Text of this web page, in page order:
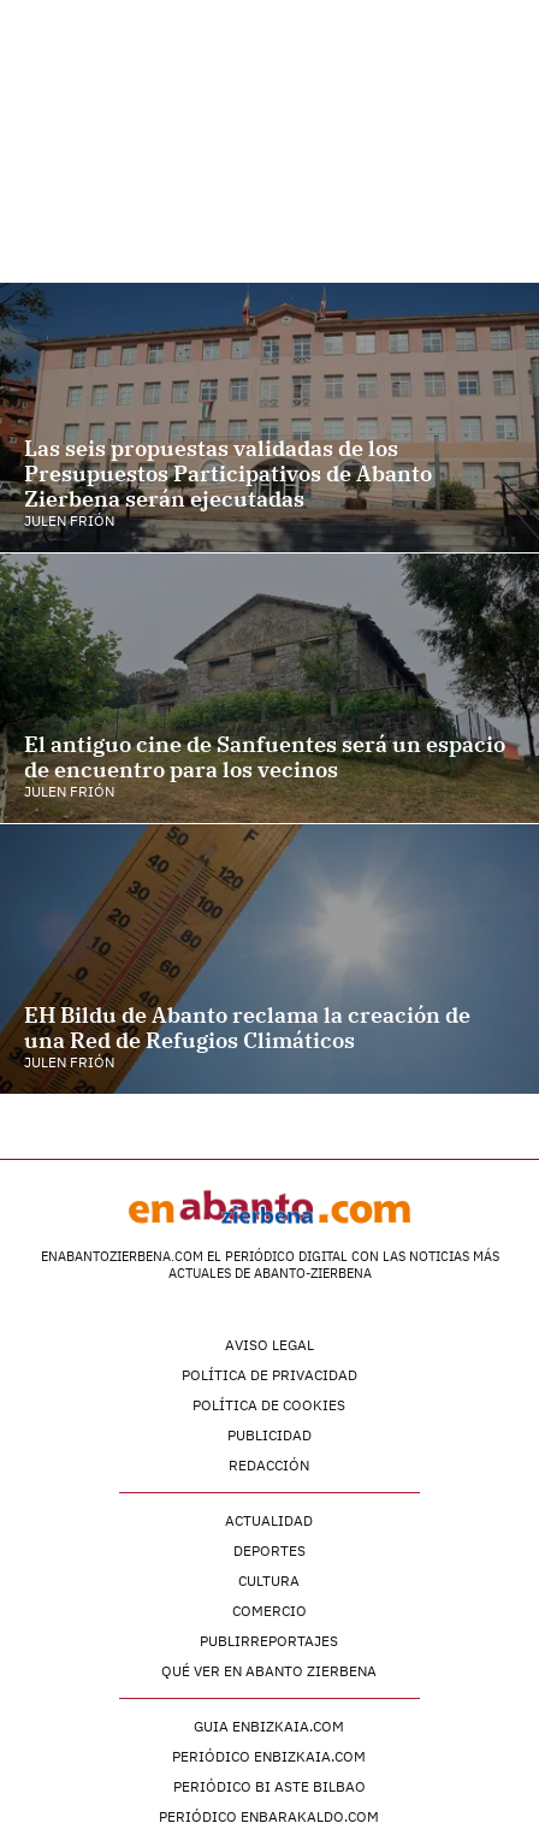
Las seis propuestas validadas de los
Presupuestos Participativos de Abanto
Zierbena serán ejecutadas
JULEN FRIÓN
El antiguo cine de Sanfuentes será un espacio
de encuentro para los vecinos
JULEN FRIÓN
EH Bildu de Abanto reclama la creación de
una Red de Refugios Climáticos
JULEN FRIÓN
ENABANTOZIERBENA.COM EL PERIÓDICO DIGITAL CON LAS NOTICIAS MÁS
ACTUALES DE ABANTO-ZIERBENA
AVISO LEGAL
POLÍTICA DE PRIVACIDAD
POLÍTICA DE COOKIES
PUBLICIDAD
REDACCIÓN
ACTUALIDAD
DEPORTES
CULTURA
COMERCIO
PUBLIRREPORTAJES
QUÉ VER EN ABANTO ZIERBENA
GUIA ENBIZKAIA.COM
PERIÓDICO ENBIZKAIA.COM
PERIÓDICO BI ASTE BILBAO
PERIÓDICO ENBARAKALDO.COM